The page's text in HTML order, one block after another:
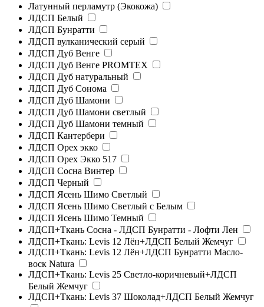
Латунный перламутр (Экокожа)
ЛДСП Белый
ЛДСП Бунратти
ЛДСП вулканический серый
ЛДСП Дуб Венге
ЛДСП Дуб Венге PROMTEX
ЛДСП Дуб натуральный
ЛДСП Дуб Сонома
ЛДСП Дуб Шамони
ЛДСП Дуб Шамони светлый
ЛДСП Дуб Шамони темный
ЛДСП Кантербери
ЛДСП Орех экко
ЛДСП Орех Экко 517
ЛДСП Сосна Винтер
ЛДСП Черный
ЛДСП Ясень Шимо Светлый
ЛДСП Ясень Шимо Светлый с Белым
ЛДСП Ясень Шимо Темный
ЛДСП+Ткань Сосна - ЛДСП Бунратти - Лофти Лен
ЛДСП+Ткань: Levis 12 Лён+ЛДСП Белый Жемчуг
ЛДСП+Ткань: Levis 12 Лён+ЛДСП Бунратти Масло-
воск Natura
ЛДСП+Ткань: Levis 25 Светло-коричневый+ЛДСП
Белый Жемчуг
ЛДСП+Ткань: Levis 37 Шоколад+ЛДСП Белый Жемчуг